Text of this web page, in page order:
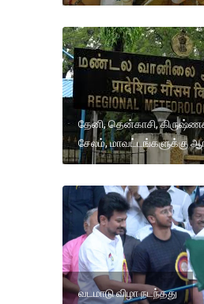
தேனி, தென்காசி,
சேலம், மாவட்டங்களுக்கு
வடமாடு விழா நடந்தது